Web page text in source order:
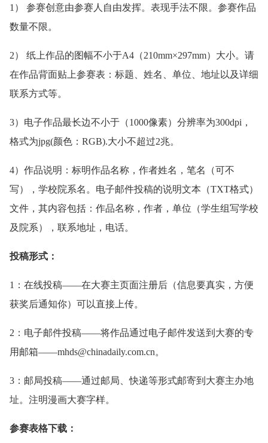
1） 参赛创意由参赛人自由发挥。表现手法不限。参赛作品
数量不限。
2） 纸上作品的图幅不小于A4（210mm×297mm）大小。请
在作品背面贴上参赛表：标题、姓名、单位、地址以及详细
联系方式等。
3）电子作品最长边不小于（1000像素）分辨率为300dpi，
格式为jpg(颜色：RGB).大小不超过2兆。
4）作品说明：标明作品名称，作者姓名，笔名（可不
写），学校院系名。电子邮件投稿的说明文本（TXT格式）
文件，其内容包括：作品名称，作者，单位（学生组写学校
及院系），联系地址，电话。
投稿形式：
1：在线投稿——在大赛主页面注册后（信息要真实，方便
获奖后通知你）可以直接上传。
2：电子邮件投稿——将作品通过电子邮件发送到大赛的专
用邮箱——mhds@chinadaily.com.cn。
3：邮局投稿——通过邮局、快递等形式邮寄到大赛主办地
址。注明漫画大赛字样。
参赛表格下载：